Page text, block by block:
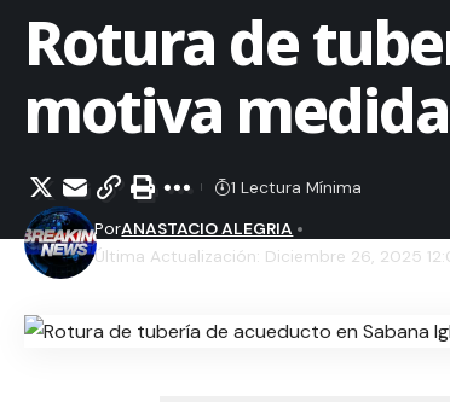
Rotura de
motiva
Última Actualización: Diciembre 26, 2025
PorANASTACIO ALEGRIA
1 Lectura Mínima